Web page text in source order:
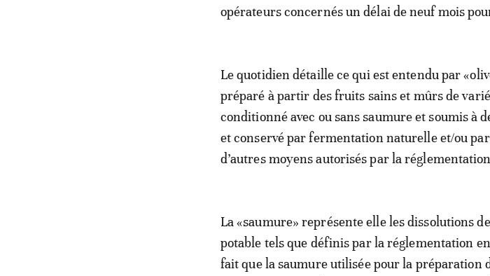
opérateurs concernés un délai de neuf mois
Le quotidien détaille ce qui est entendu par
préparé à partir des fruits sains et mûrs de
conditionné avec ou sans saumure et soumis à
et conservé par fermentation naturelle et/ou
d’autres moyens autorisés par la
La «saumure» représente elle les dissolutions
potable tels que définis par la réglementation
fait que la saumure utilisée pour la préparation